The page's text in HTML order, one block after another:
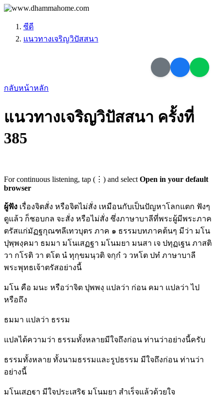
ซีดี
แนวทางเจริญวิปัสสนา
กลับหน้าหลัก
แนวทางเจริญวิปัสสนา ครั้งที่
385
For continuous listening, tap (⋮) and select Open in your default
browser
ผู้ฟัง เรื่องจิตสั่ง หรือจิตไม่สั่ง เหมือนกับเป็นปัญหาโลกแตก ฟังๆ
ดูแล้ว ก็ชอบกล จะสั่ง หรือไม่สั่ง ซึ่งภาษาบาลีที่พระผู้มีพระภาค
ตรัสแก่มัฏฐกุณฑลีเทวบุตร ภาค ๑ ธรรมบทภาคต้นๆ มีว่า มโน
ปุพฺพงฺคมา ธมมา มโนเสฏฐา มโนมยา มนสา เจ ปทุฏเฐน ภาสติ
วา กโรติ วา ตโต นํ ทุกฺขมนฺวติ จกฺกํ ว วหโต ปทํ ภาษาบาลี
พระพุทธเจ้าตรัสอย่างนี้
มโน คือ มนะ หรือว่าจิต ปุพพงฺ แปลว่า ก่อน คมา แปลว่า ไป
หรือถึง
ธมมา แปลว่า ธรรม
แปลได้ความว่า ธรรมทั้งหลายมีใจถึงก่อน ท่านว่าอย่างนี้ครับ
ธรรมทั้งหลาย ทั้งนามธรรมและรูปธรรม มีใจถึงก่อน ท่านว่า
อย่างนี้
มโนเสฏฐา มีใจประเสริฐ มโนมยา สำเร็จแล้วด้วยใจ